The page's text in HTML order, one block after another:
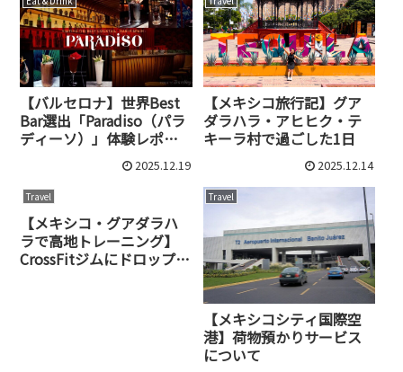
【バルセロナ】世界Best
Bar選出「Paradiso（パラ
ディーソ）」体験レポ｜
隠し扉の先にある非日常
2025.12.19
【メキシコ旅行記】グア
ダラハラ・アヒヒク・テ
キーラ村で過ごした1日
2025.12.14
Travel
【メキシコ・グアダラハ
ラで高地トレーニング】
CrossFitジムにドロップイ
Travel
【メキシコシティ国際空
港】荷物預かりサービス
について